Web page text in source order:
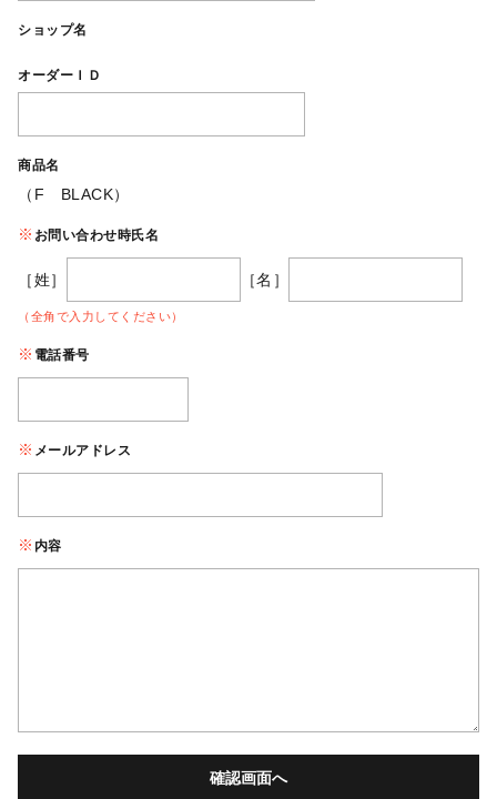
ショップ名
オーダーＩＤ
商品名
（F BLACK）
お問い合わせ時氏名
［姓］ ［名］
（全角で入力してください）
電話番号
メールアドレス
内容